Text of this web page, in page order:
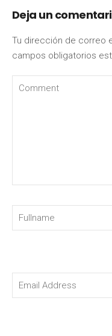
Deja un
Tu dirección de correo
campos obligatorios